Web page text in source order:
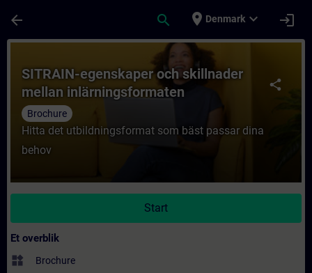
arrow_back search place Denmark expand_more login
Rute - SITRAIN-egenskaper och
share
SITRAIN-egenskaper och skillnader
mellan inlärningsformaten
Brochure
Hitta det utbildningsformat som bäst passar dina
behov
Start
Et overblik
widgets Brochure